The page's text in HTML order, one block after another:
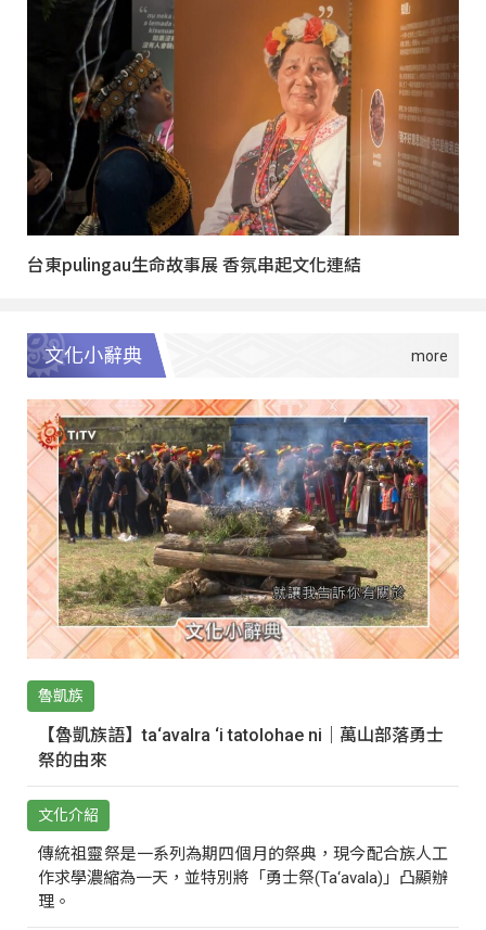
台東pulingau生命故事展 香氛串起文化連結
文化小辭典
魯凱族
【魯凱族語】ta‘avalra ‘i tatolohae ni｜萬山部落勇士
祭的由來
文化介紹
傳統祖靈祭是一系列為期四個月的祭典，現今配合族人工
作求學濃縮為一天，並特別將「勇士祭(Ta‘avala)」凸顯辦
理。